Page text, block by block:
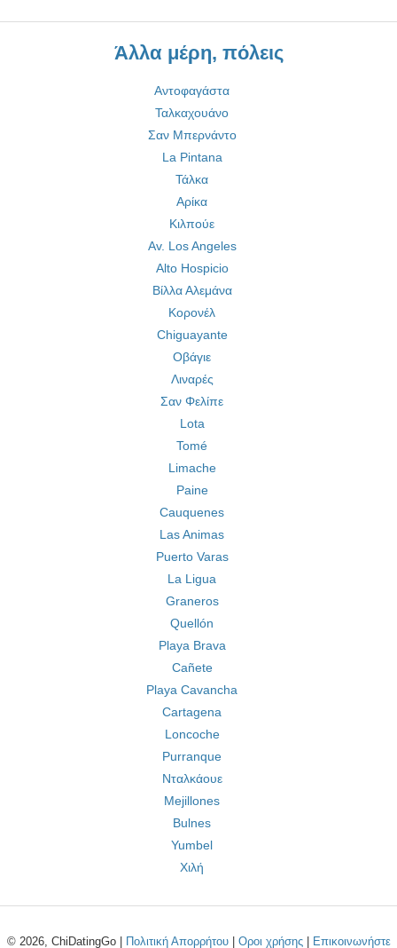
Άλλα μέρη, πόλεις
Αντοφαγάστα
Ταλκαχουάνο
Σαν Μπερνάντο
La Pintana
Τάλκα
Αρίκα
Κιλπούε
Av. Los Angeles
Alto Hospicio
Βίλλα Αλεμάνα
Κορονέλ
Chiguayante
Οβάγιε
Λιναρές
Σαν Φελίπε
Lota
Tomé
Limache
Paine
Cauquenes
Las Animas
Puerto Varas
La Ligua
Graneros
Quellón
Playa Brava
Cañete
Playa Cavancha
Cartagena
Loncoche
Purranque
Νταλκάουε
Mejillones
Bulnes
Yumbel
Χιλή
© 2026, ChiDatingGo | Πολιτική Απορρήτου| Οροι χρήσης| Επικοινωνήστε